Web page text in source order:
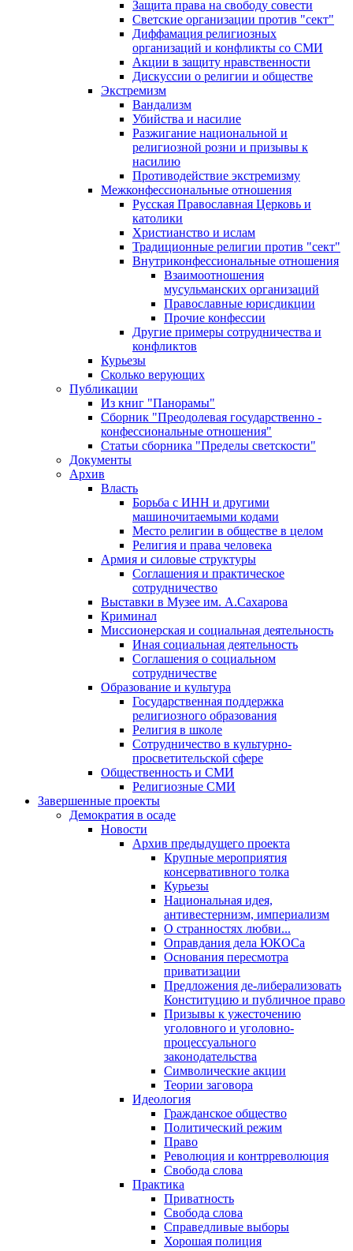
Защита права на свободу совести
Светские организации против "сект"
Диффамация религиозных
организаций и конфликты со СМИ
Акции в защиту нравственности
Дискуссии о религии и обществе
Экстремизм
Вандализм
Убийства и насилие
Разжигание национальной и
религиозной розни и призывы к
насилию
Противодействие экстремизму
Межконфессиональные отношения
Русская Православная Церковь и
католики
Христианство и ислам
Традиционные религии против "сект"
Внутриконфессиональные отношения
Взаимоотношения
мусульманских организаций
Православные юрисдикции
Прочие конфессии
Другие примеры сотрудничества и
конфликтов
Курьезы
Сколько верующих
Публикации
Из книг "Панорамы"
Сборник "Преодолевая государственно -
конфессиональные отношения"
Статьи сборника "Пределы светскости"
Документы
Архив
Власть
Борьба с ИНН и другими
машиночитаемыми кодами
Место религии в обществе в целом
Религия и права человека
Армия и силовые структуры
Соглашения и практическое
сотрудничество
Выставки в Музее им. А.Сахарова
Криминал
Миссионерская и социальная деятельность
Иная социальная деятельность
Соглашения о социальном
сотрудничестве
Образование и культура
Государственная поддержка
религиозного образования
Религия в школе
Сотрудничество в культурно-
просветительской сфере
Общественность и СМИ
Религиозные СМИ
Завершенные проекты
Демократия в осаде
Новости
Архив предыдущего проекта
Крупные мероприятия
консервативного толка
Курьезы
Национальная идея,
антивестернизм, империализм
О странностях любви...
Оправдания дела ЮКОСа
Основания пересмотра
приватизации
Предложения де-либерализовать
Конституцию и публичное право
Призывы к ужесточению
уголовного и уголовно-
процессуального
законодательства
Символические акции
Теории заговора
Идеология
Гражданское общество
Политический режим
Право
Революция и контрреволюция
Свобода слова
Практика
Приватность
Свобода слова
Справедливые выборы
Хорошая полиция